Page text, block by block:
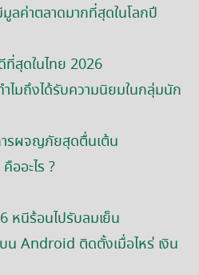
ค่าตลาดมากที่สุดในโลกปี
สุดในไทย 2026
ำไมถึงได้รับความนิยมในกลุ่มนัก
ารผจญภัยสุดตื่นเต้น
ออะไร ?
หนีร้อนไปรับลมเย็น
น Android ติดตั้งเมื่อไหร่ เงิน